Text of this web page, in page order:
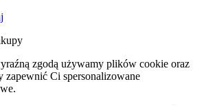
zgodą używamy plików cookie oraz
zapewnić Ci spersonalizowane